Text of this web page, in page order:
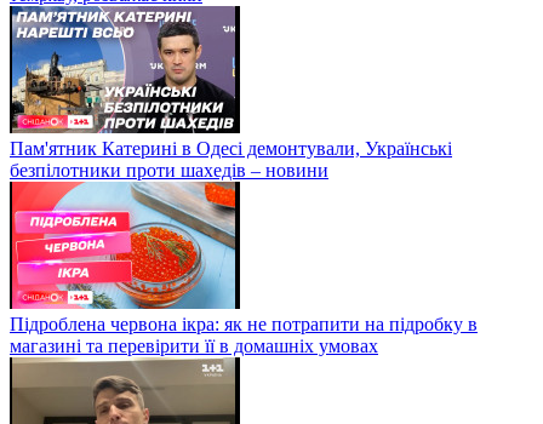
Пам'ятник Катерині в Одесі демонтували, Українські
безпілотники проти шахедів – новини
Підроблена червона ікра: як не потрапити на підробку в
магазині та перевірити її в домашніх умовах